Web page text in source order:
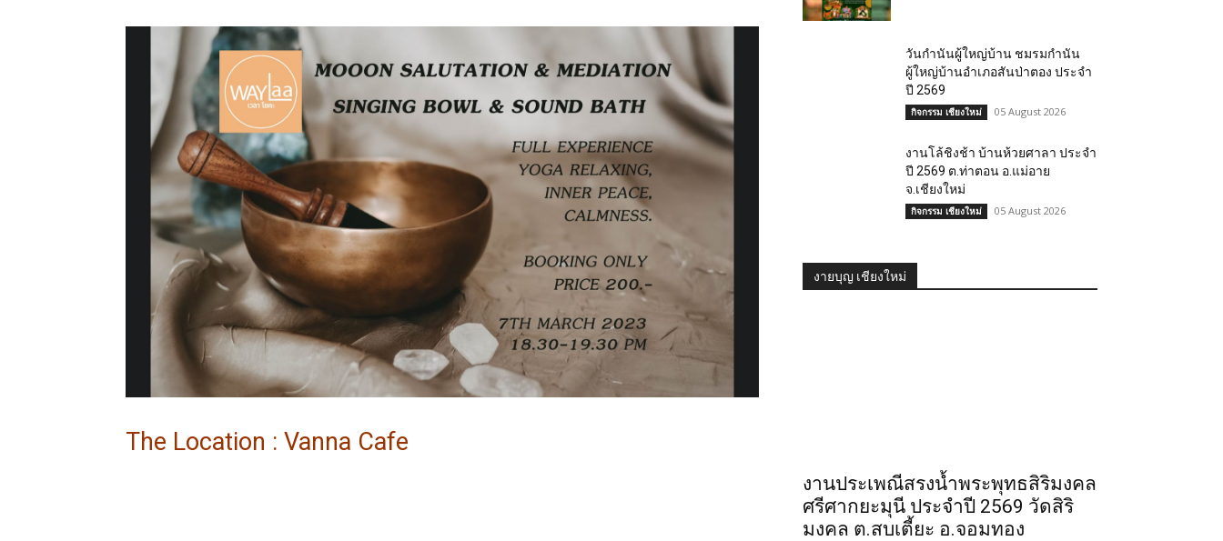
The Location : Vanna Cafe
วันกำนันผู้ใหญ่บ้าน ชมรมกำนัน
ผู้ใหญ่บ้านอำเภอสันป่าตอง ประจำ
ปี 2569
กิจกรรม เชียงใหม่ 05 August 2026
งานโล้ชิงช้า บ้านห้วยศาลา ประจำ
ปี 2569 ต.ท่าตอน อ.แม่อาย
จ.เชียงใหม่
กิจกรรม เชียงใหม่ 05 August 2026
งายบุญ เชียงใหม่
งานประเพณีสรงน้ำพระพุทธสิริมงคล
ศรีศากยะมุนี ประจำปี 2569 วัดสิริ
มงคล ต.สบเตี้ยะ อ.จอมทอง